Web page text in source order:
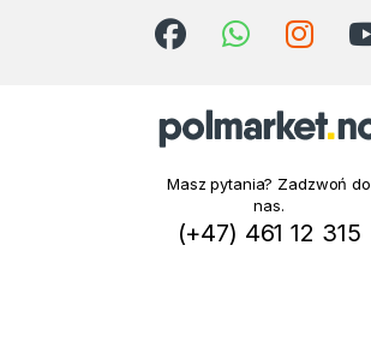
Masz pytania? Zadzwoń do
nas.
(+47) 461 12 315